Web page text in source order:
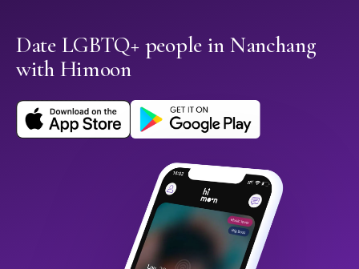
Date LGBTQ+ people in Nanchang
with Himoon